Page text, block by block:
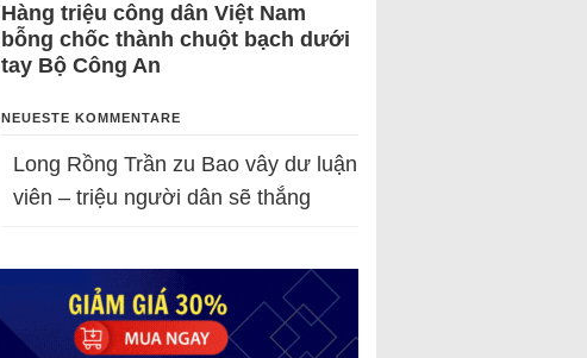
Hàng triệu công dân Việt Nam
bỗng chốc thành chuột bạch dưới
tay Bộ Công An
NEUESTE KOMMENTARE
Long Rồng Trần zu Bao vây dư luận
viên – triệu người dân sẽ thắng